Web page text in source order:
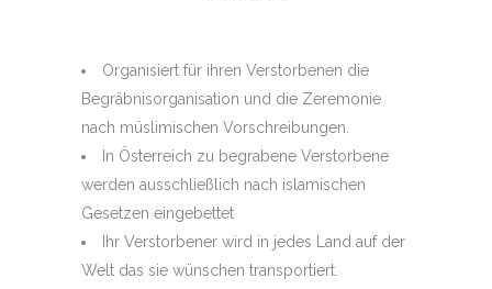
Organisiert für ihren Verstorbenen die
Begräbnisorganisation und die Zeremonie
nach müslimischen Vorschreibungen.
In Österreich zu begrabene Verstorbene
werden ausschließlich nach islamischen
Gesetzen eingebettet
Ihr Verstorbener wird in jedes Land auf der
Welt das sie wünschen transportiert.